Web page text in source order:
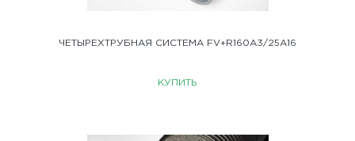
ЧЕТЫРЕХТРУБНАЯ СИСТЕМА FV+R160A3/25A16
КУПИТЬ